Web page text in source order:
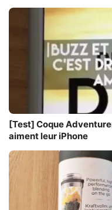
[Test] Coque
aiment leur iPhone